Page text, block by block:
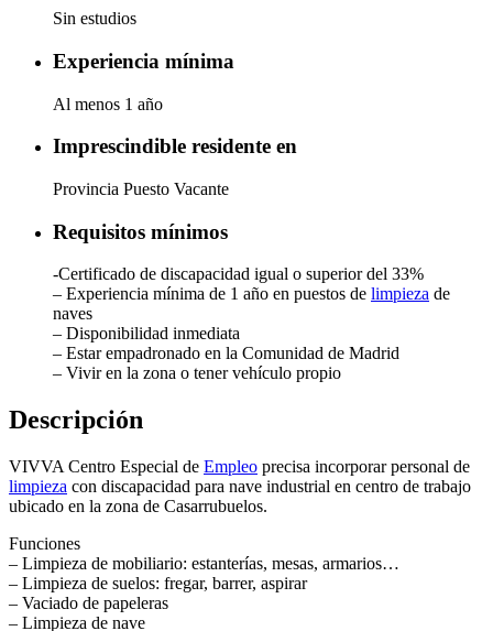
Sin estudios
Experiencia mínima
Al menos 1 año
Imprescindible residente en
Provincia Puesto Vacante
Requisitos mínimos
-Certificado de discapacidad igual o superior del 33%
– Experiencia mínima de 1 año en puestos de limpieza de
naves
– Disponibilidad inmediata
– Estar empadronado en la Comunidad de Madrid
– Vivir en la zona o tener vehículo propio
Descripción
VIVVA Centro Especial de Empleo precisa incorporar personal de
limpieza con discapacidad para nave industrial en centro de trabajo
ubicado en la zona de Casarrubuelos.
Funciones
– Limpieza de mobiliario: estanterías, mesas, armarios…
– Limpieza de suelos: fregar, barrer, aspirar
– Vaciado de papeleras
– Limpieza de nave